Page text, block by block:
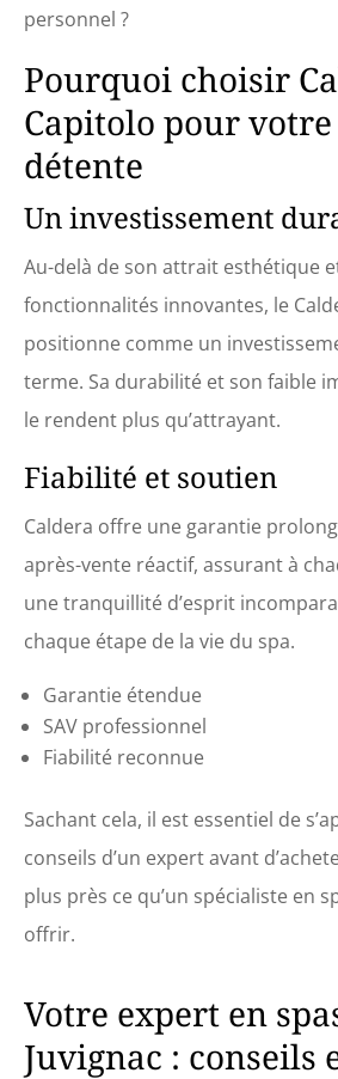
personnel ?
Pourquoi choisir
Capitolo pour votre
détente
Un investissement
Au-delà de son attrait esthétique
fonctionnalités innovantes, le
positionne comme un
terme. Sa durabilité et son faible
le rendent plus qu’attrayant.
Fiabilité et soutien
Caldera offre une garantie
après-vente réactif, assurant à
une tranquillité d’esprit
chaque étape de la vie du spa.
Garantie étendue
SAV professionnel
Fiabilité reconnue
Sachant cela, il est essentiel de
conseils d’un expert avant
plus près ce qu’un spécialiste en
offrir.
Votre expert en
Juvignac : conseils